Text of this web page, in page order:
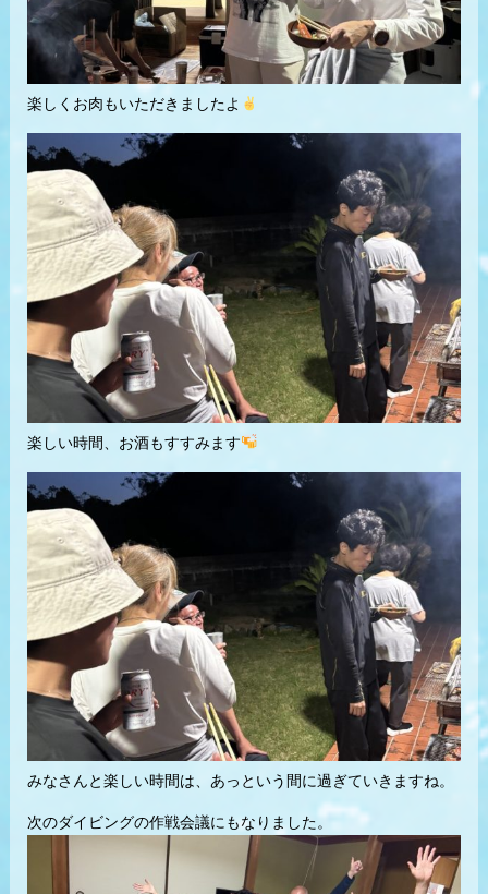
楽しくお肉もいただきましたよ
楽しい時間、お酒もすすみます
みなさんと楽しい時間は、あっという間に過ぎていきますね。
次のダイビングの作戦会議にもなりました。